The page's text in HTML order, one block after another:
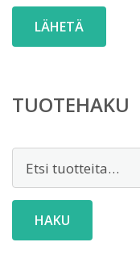
TUOTEHAKU
HAKU